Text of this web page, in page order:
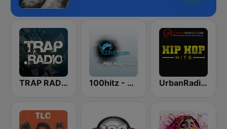
TRAP RADIO TRAP.radio 100hitz - Hip Hop Hitz UrbanRadio - Hip Hop Hits